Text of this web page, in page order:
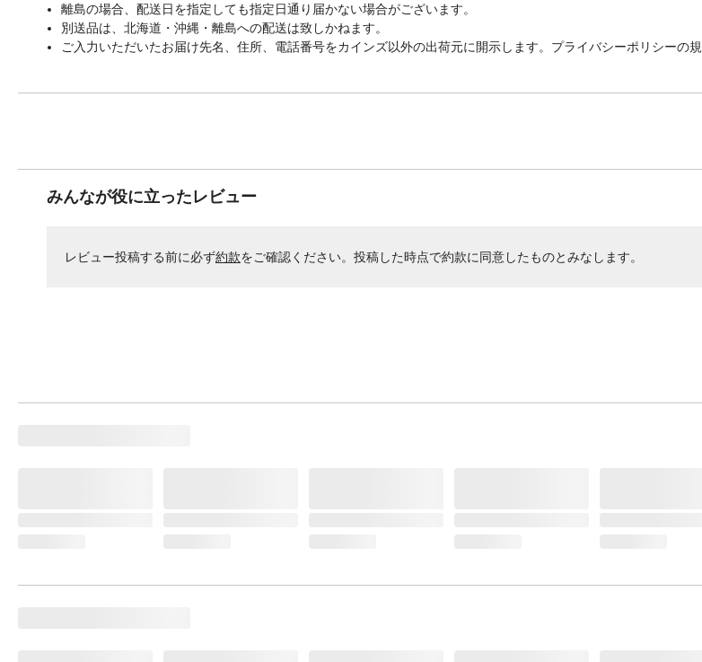
離島の場合、配送日を指定しても指定日通り届かない場合がございます。
別送品は、北海道・沖縄・離島への配送は致しかねます。
ご入力いただいたお届け先名、住所、電話番号をカインズ以外の出荷元に開示します。プライバシーポリシーの
みんなが役に立ったレビュー
レビュー投稿する前に必ず約款をご確認ください。投稿した時点で約款に同意したものとみなします。